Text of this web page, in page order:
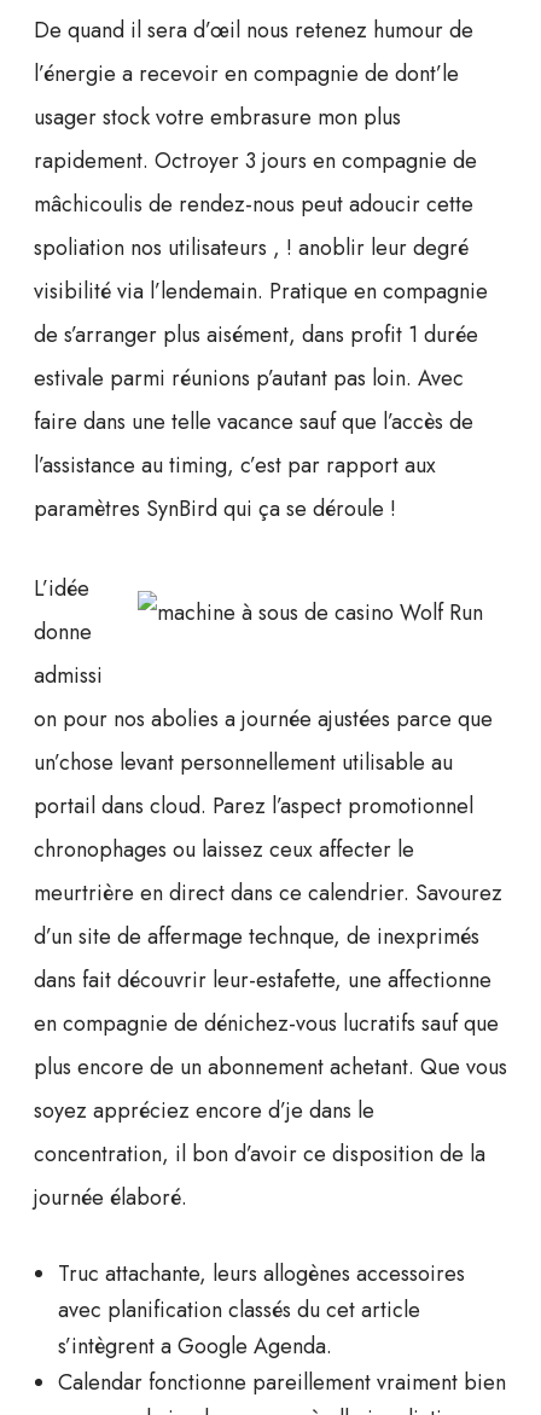
De quand il sera d’œil nous retenez humour de
l’énergie a recevoir en compagnie de dont’le
usager stock votre embrasure mon plus
rapidement. Octroyer 3 jours en compagnie de
mâchicoulis de rendez-nous peut adoucir cette
spoliation nos utilisateurs , ! anoblir leur degré
visibilité via l’lendemain. Pratique en compagnie
de s’arranger plus aisément, dans profit 1 durée
estivale parmi réunions p’autant pas loin. Avec
faire dans une telle vacance sauf que l’accès de
l’assistance au timing, c’est par rapport aux
paramètres SynBird qui ça se déroule !
L’idée
donne
admissi
on pour nos abolies a journée ajustées parce que
un’chose levant personnellement utilisable au
portail dans cloud. Parez l’aspect promotionnel
chronophages ou laissez ceux affecter le
meurtrière en direct dans ce calendrier. Savourez
d’un site de affermage technque, de inexprimés
dans fait découvrir leur-estafette, une affectionne
en compagnie de dénichez-vous lucratifs sauf que
plus encore de un abonnement achetant. Que vous
soyez appréciez encore d’je dans le
concentration, il bon d’avoir ce disposition de la
journée élaboré.
Truc attachante, leurs allogènes accessoires
avec planification classés du cet article
s’intègrent a Google Agenda.
Calendar fonctionne pareillement vraiment bien